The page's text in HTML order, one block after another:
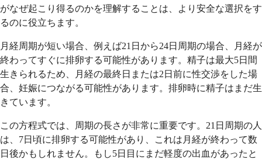
がなぜ起こり得るのかを理解することは、より安全な選択をす
るのに役立ちます。
月経周期が短い場合、例えば21日から24日周期の場合、月経が
終わってすぐに排卵する可能性があります。精子は最大5日間
生きられるため、月経の最終日または2日前に性交渉をした場
合、妊娠につながる可能性があります。排卵時に精子はまだ生
きています。
この方程式では、周期の長さが非常に重要です。21日周期の人
は、7日頃に排卵する可能性があり、これは月経が終わって数
日後かもしれません。もし5日目にまだ軽度の出血があったと